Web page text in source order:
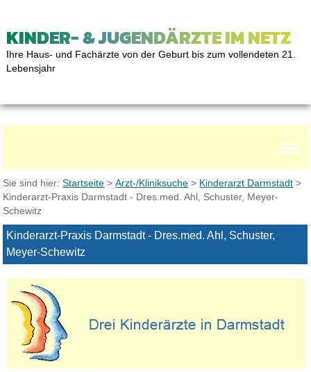
KINDER- & JUGENDÄRZTE IM NETZ
Ihre Haus- und Fachärzte von der Geburt bis zum vollendeten 21.
Lebensjahr
Sie sind hier:Startseite >Arzt-/Kliniksuche > Kinderarzt Darmstadt >
Kinderarzt-Praxis Darmstadt - Dres.med. Ahl, Schuster, Meyer-
Schewitz
Kinderarzt-Praxis Darmstadt - Dres.med. Ahl, Schuster,
Meyer-Schewitz